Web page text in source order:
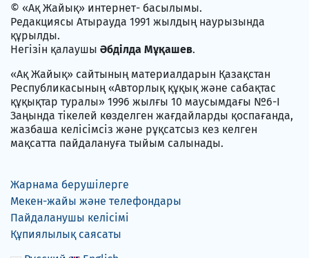
© «Ақ Жайық» интернет- басылымы.
Редакциясы Атырауда 1991 жылдың наурызында
құрылды.
Негізін қалаушы Әбділда Мұқашев.
«Ақ Жайық» сайтының материалдарын Қазақстан
Республикасының «Авторлық құқық және сабақтас
құқықтар туралы» 1996 жылғы 10 маусымдағы №6-I
Заңында тікелей көзделген жағдайларды қоспағанда,
жазбаша келісімсіз және рұқсатсыз кез келген
мақсатта пайдалануға тыйым салынады.
Жарнама берушілерге
Мекен-жайы және телефондары
Пайдаланушы келісімі
Құпиялылық саясаты